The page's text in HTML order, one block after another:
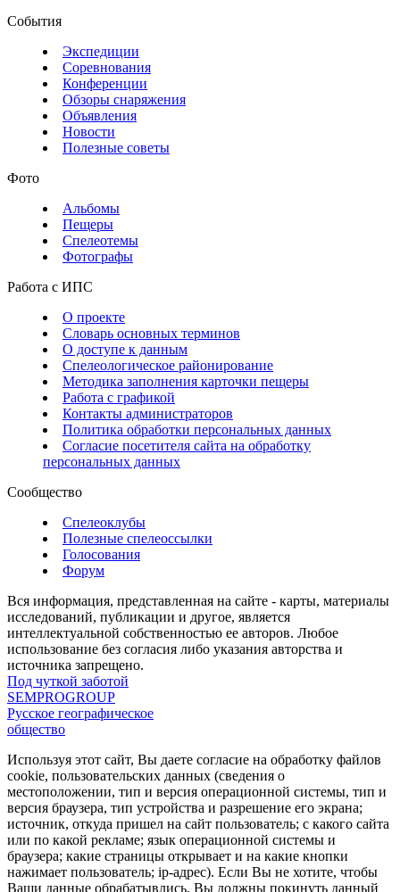
События
Экспедиции
Соревнования
Конференции
Обзоры снаряжения
Объявления
Новости
Полезные советы
Фото
Альбомы
Пещеры
Спелеотемы
Фотографы
Работа с ИПС
О проекте
Словарь основных терминов
О доступе к данным
Спелеологическое районирование
Методика заполнения карточки пещеры
Работа с графикой
Контакты администраторов
Политика обработки персональных данных
Согласие посетителя сайта на обработку
персональных данных
Сообщество
Спелеоклубы
Полезные спелеоссылки
Голосования
Форум
Вся информация, представленная на сайте - карты, материалы
исследований, публикации и другое, является
интеллектуальной собственностью ее авторов. Любое
использование без согласия либо указания авторства и
источника запрещено.
Под чуткой заботой
SEMPROGROUP
Русское географическое
общество
Используя этот сайт, Вы даете согласие на обработку файлов
cookie, пользовательских данных (сведения о
местоположении, тип и версия операционной системы, тип и
версия браузера, тип устройства и разрешение его экрана;
источник, откуда пришел на сайт пользователь; с какого сайта
или по какой рекламе; язык операционной системы и
браузера; какие страницы открывает и на какие кнопки
нажимает пользователь; ip-адрес). Если Вы не хотите, чтобы
Ваши данные обрабатывлись, Вы должны покинуть данный